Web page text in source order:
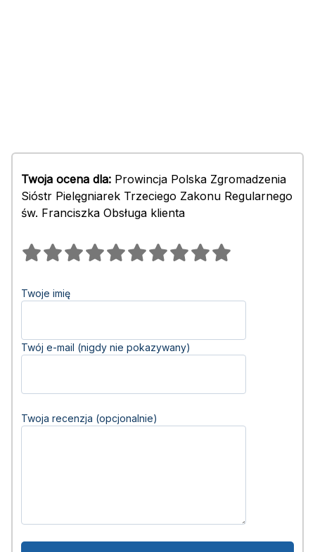
Twoja ocena dla: Prowincja Polska Zgromadzenia
Sióstr Pielęgniarek Trzeciego Zakonu Regularnego
św. Franciszka Obsługa klienta
Twoje imię
Twój e-mail (nigdy nie pokazywany)
Twoja recenzja (opcjonalnie)